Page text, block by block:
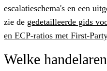
escalatieschema's en een
zie de gedetailleerde gids
en ECP-ratios met First-
Welke